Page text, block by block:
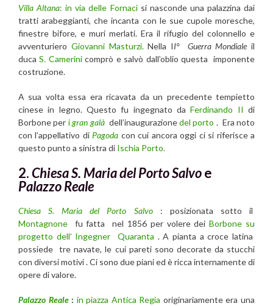
Villa Altana: in via delle Fornacisi nasconde una palazzina dai
tratti arabeggianti, che incanta con le sue cupole moresche,
finestre bifore, e muri merlati. Era il rifugio del colonnello e
avventuriero Giovanni Masturzi.Nella II° Guerra Mondiale il
ducaS. Camerinicomprò e salvò dall’oblio questa imponente
costruzione.
A sua volta essa era ricavata da un precedente tempietto
cinese in legno. Questo fu ingegnato daFerdinando II di
Borbone per igran galàdell’inaugurazionedel porto . Era noto
con l’appellativo di Pagoda con cui ancora oggi ci si riferisce a
questo punto a sinistra di Ischia Porto.
2.Chiesa S. Maria del Porto Salvoe
Palazzo Reale
Chiesa S. Maria del Porto Salvo
: posizionata sotto il
Montagnone fu fatta nel 1856 per volere deiBorbone su
progetto dell’ Ingegner Quaranta . A pianta a croce latina
possiede tre navate, le cui pareti sono decorate da stucchi
con diversi motivi . Ci sono due piani ed è ricca internamente di
opere di valore.
Palazzo Reale : in piazza Antica Regia originariamente era una